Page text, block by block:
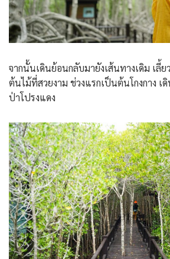
จากนั้นเดินย้อนกลับมายังเส้นทางเดิม เลี้ย
ต้นไม้ที่สวยงาม ช่วงแรกเป็นต้นโกงกาง เ
ป่าโปรงแดง